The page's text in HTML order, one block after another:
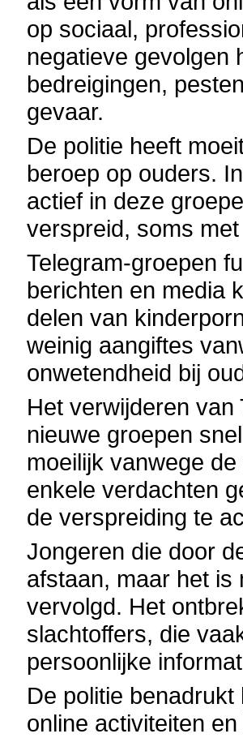
op sociaal,
negatieve gevolgen
bedreigingen,
gevaar.
De politie heeft
beroep op ouders.
actief in deze
verspreid, soms
Telegram-groepen
berichten en media
delen van
weinig aangiftes
onwetendheid bij
Het verwijderen
nieuwe groepen
moeilijk vanwege
enkele verdachten
de verspreiding te
Jongeren die door
afstaan, maar het is
vervolgd. Het
slachtoffers, die
persoonlijke
De politie
online activiteiten